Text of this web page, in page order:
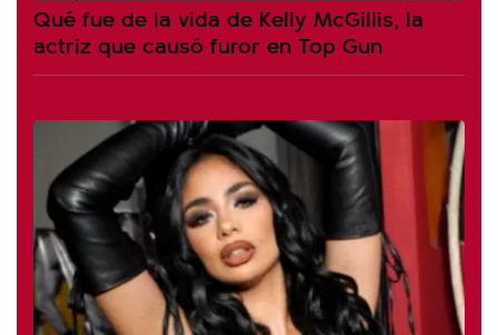
Qué fue de la vida de Kelly McGillis, la
actriz que causó furor en Top Gun